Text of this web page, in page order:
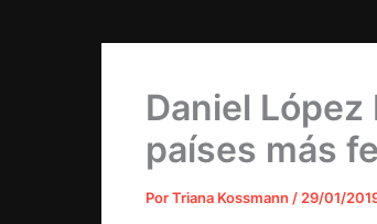
Daniel
países más
PorTriana Kossmann / 29/01/